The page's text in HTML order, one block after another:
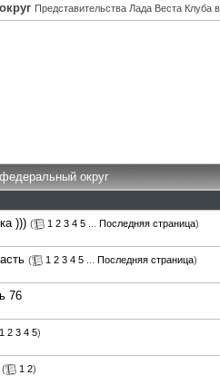
Представительства Лада Веста Клуба
округ
))) ( 1 2 3 4 5 Последняя страница)
( 1 2 3 4 5 Последняя страница)
76
1 2 3 4 5)
( 1 2)